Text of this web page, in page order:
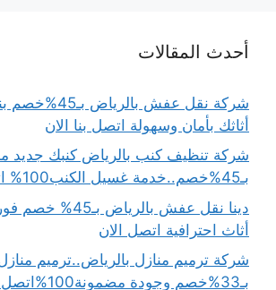
أحدث المقالات
أثاثك بأمان وسهولة اتصل بنا الان
شركة تنظيف كنب بالرياض كنبك جديد
بـ45%خصم..خدمة غسيل الكنب100% اتصل بنا
دينا نقل عفش
أثاث احترافية اتصل الان
شركة ترميم منازل بالرياض..ترميم
بـ33%خصم وجودة مضمونة100%اتصل الان